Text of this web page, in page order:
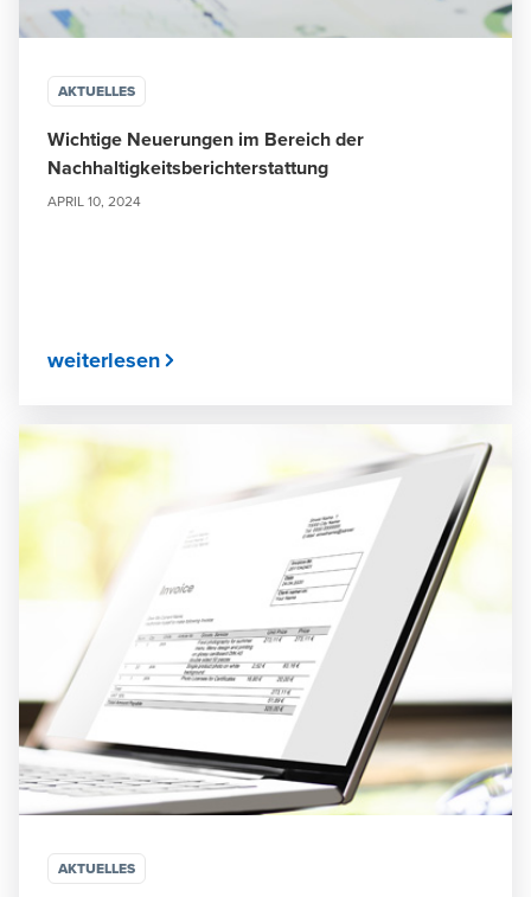
AKTUELLES
Wichtige Neuerungen im Bereich der
Nachhaltigkeitsberichterstattung
APRIL 10, 2024
weiterlesen
AKTUELLES